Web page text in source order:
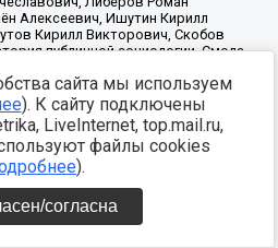
uploaded/files/reestr-
2024.pdfданные на22.03.2024
сайта мы используем
). К сайту подключены
LiveInternet, top.mail.ru,
файлы cookies
).
согласна